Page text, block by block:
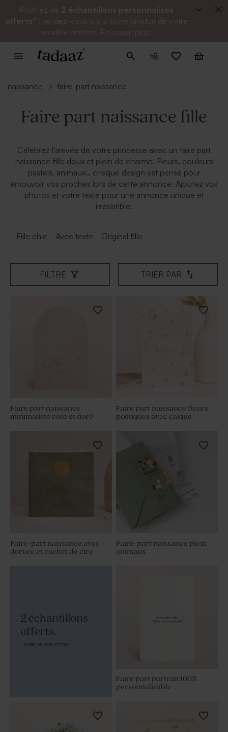
Profitez de 2 échantillons personnalisés
offerts*
: rendez-vous sur la fiche produit de votre
modèle préféré. En savoir plus.
naissance → faire-part naissance
Faire part naissance fille
Célébrez l’arrivée de votre princesse avec un faire part
naissance fille doux et plein de charme. Fleurs, couleurs
pastels, animaux… chaque design est pensé pour
émouvoir vos proches lors de cette annonce. Ajoutez vos
photos et votre texte pour une annonce unique et
irrésistible.
Fille chic Avec texte Original fille
FILTRE TRIER PAR
2 échantillons
offerts.
Faites le bon choix.
Faire part portrait 100%
personnalisable
Faire part naissance
minimaliste rose et doré
Faire part naissance fleurs
poètiques avec calque
Faire-part naissance avec
dorure et cachet de cire
Faire-part naissance plexi
animaux